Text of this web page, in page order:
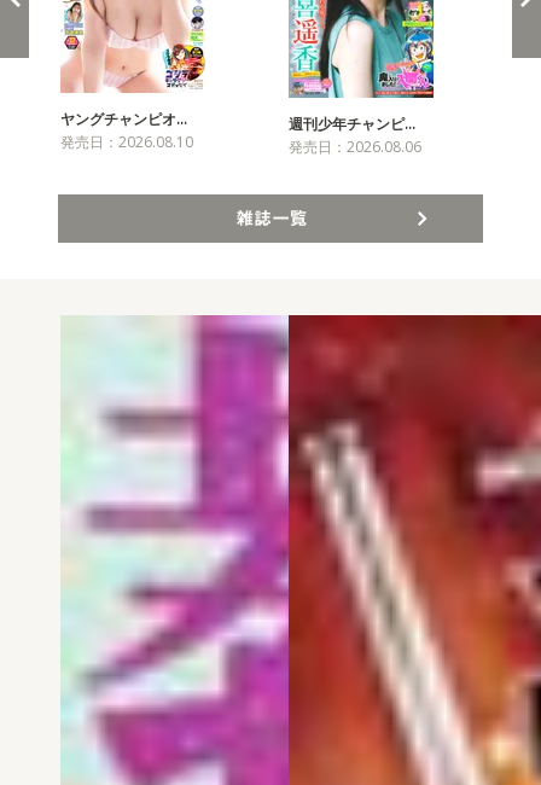
ヤングチャンピオ…
発売日：2026.08.10
週刊少年チャンピ…
発売日：2026.08.06